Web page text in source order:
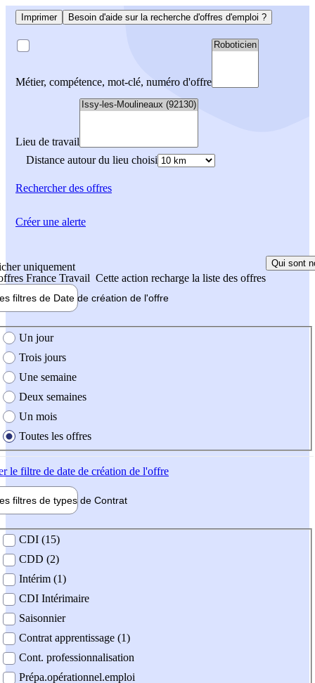
Imprimer Besoin d'aide sur la recherche d'offres d'emploi ?
Métier, compétence, mot-clé, numéro d'offre
Lieu de travail
Distance autour du lieu choisi
Rechercherdes offres
uniquement
France Travail Cette action recharge la liste des offres
Qui sont
filtres de Date de création de l'offre
création de l'offre
Un jour
Trois jours
Une semaine
Deux semaines
Un mois
Toutes les offres
le filtre de date de création de l'offre
filtres de types de Contrat
contrat
CDI (15)
CDD (2)
Intérim (1)
CDI Intérimaire
Saisonnier
Contrat apprentissage (1)
Cont. professionnalisation
Prépa.opérationnel.emploi
Créer une alerte